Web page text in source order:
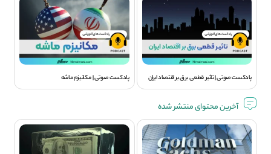
پادکست صوتی | تاثیر قطعی برق بر اقتصاد ایران پادکست صوتی | مکانیزم ماشه
آخرین محتوای منتشر شده